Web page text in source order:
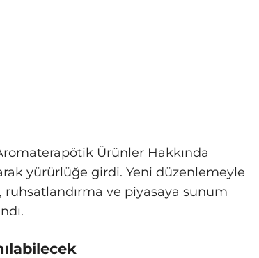
Ürünler Hakkında
yürürlüğe girdi. Yeni düzenlemeyle
ve piyasaya sunum